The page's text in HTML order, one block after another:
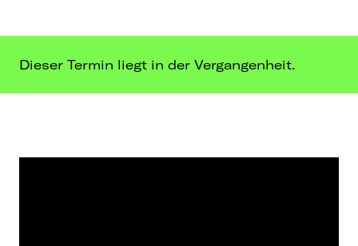
Dieser Termin liegt in der Vergangenheit.